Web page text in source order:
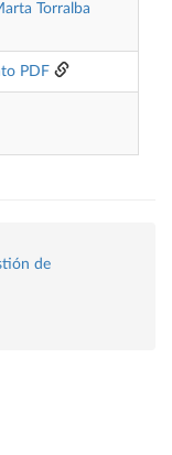
Torralba
PDF
de